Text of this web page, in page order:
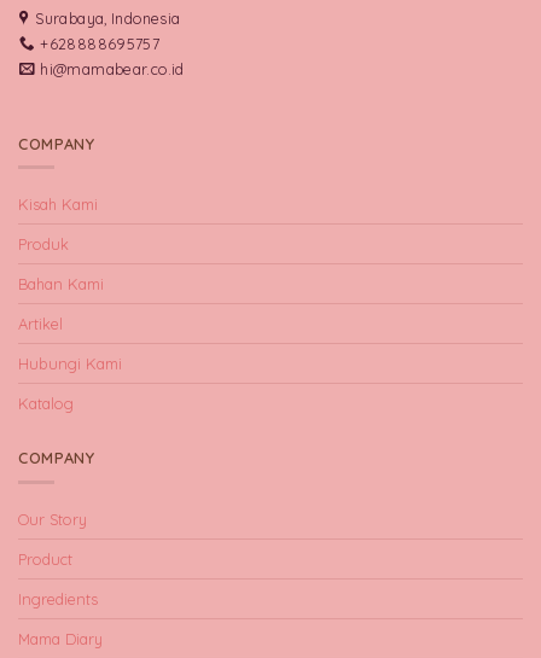
Surabaya, Indonesia
+628888695757
hi@mamabear.co.id
COMPANY
Kisah Kami
Produk
Bahan Kami
Artikel
Hubungi Kami
Katalog
COMPANY
Our Story
Product
Ingredients
Mama Diary